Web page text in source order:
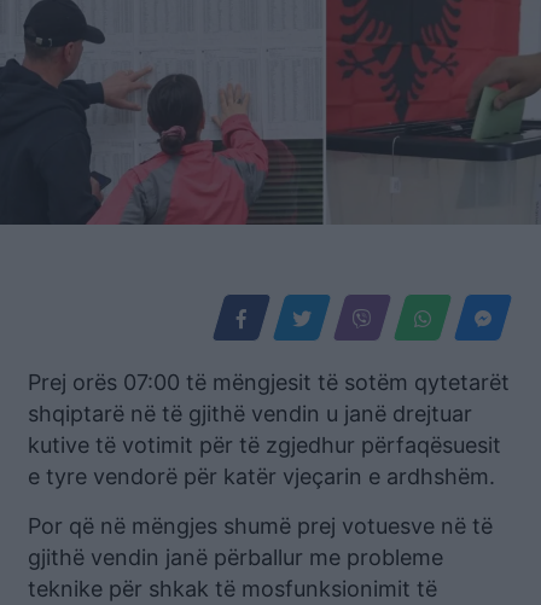
Prej orës 07:00 të mëngjesit të sotëm qytetarët
shqiptarë në të gjithë vendin u janë drejtuar
kutive të votimit për të zgjedhur përfaqësuesit
e tyre vendorë për katër vjeçarin e ardhshëm.
Por që në mëngjes shumë prej votuesve në të
gjithë vendin janë përballur me probleme
teknike për shkak të mosfunksionimit të